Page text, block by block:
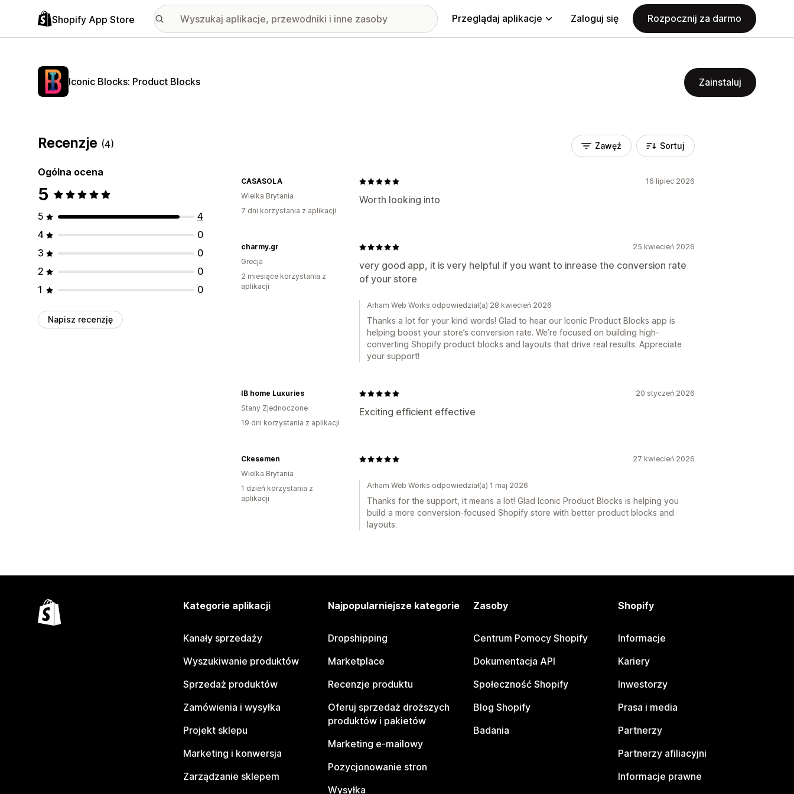
Shopify App Store Przeglądaj aplikacje Zaloguj się Rozpocznij za darmo
Iconic Blocks: Product Blocks Zainstaluj
Recenzje (4)
Ogólna ocena
5
5
4
4
0
3
0
2
0
1
0
Napisz recenzję
Zawęź Sortuj
16 lipiec 2026
Worth looking into
CASASOLA
Wielka Brytania
7 dni korzystania z aplikacji
25 kwiecień 2026
very good app, it is very helpful if you want to inrease the conversion rate
of your store
charmy.gr
Grecja
2 miesiące korzystania z
aplikacji
Arham Web Works odpowiedział(a) 28 kwiecień 2026
Thanks a lot for your kind words! Glad to hear our Iconic Product Blocks app is
helping boost your store’s conversion rate. We’re focused on building high-
converting Shopify product blocks and layouts that drive real results. Appreciate
your support!
20 styczeń 2026
Exciting efficient effective
IB home Luxuries
Stany Zjednoczone
19 dni korzystania z aplikacji
27 kwiecień 2026
Ckesemen
Wielka Brytania
1 dzień korzystania z
aplikacji
Arham Web Works odpowiedział(a) 1 maj 2026
Thanks for the support, it means a lot! Glad Iconic Product Blocks is helping you
build a more conversion-focused Shopify store with better product blocks and
layouts.
Kategorie aplikacji
Kanały sprzedaży
Wyszukiwanie produktów
Sprzedaż produktów
Zamówienia i wysyłka
Projekt sklepu
Marketing i konwersja
Zarządzanie sklepem
Najpopularniejsze kategorie
Dropshipping
Marketplace
Recenzje produktu
Oferuj sprzedaż droższych
produktów i pakietów
Marketing e-mailowy
Pozycjonowanie stron
Wysyłka
Zasoby
Centrum Pomocy Shopify
Dokumentacja API
Społeczność Shopify
Blog Shopify
Badania
Shopify
Informacje
Kariery
Inwestorzy
Prasa i media
Partnerzy
Partnerzy afiliacyjni
Informacje prawne